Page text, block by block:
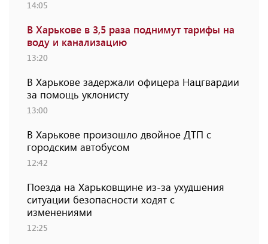
14:05
В Харькове в 3,5 раза поднимут тарифы на
воду и канализацию
13:20
В Харькове задержали офицера Нацгвардии
за помощь уклонисту
13:00
В Харькове произошло двойное ДТП с
городским автобусом
12:42
Поезда на Харьковщине из-за ухудшения
ситуации безопасности ходят с
изменениями
12:25